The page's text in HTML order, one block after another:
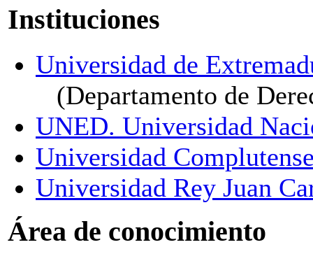
Instituciones
Universidad de
(Departamento de
UNED. Universidad
Universidad
Universidad Rey Juan
Área de conocimiento